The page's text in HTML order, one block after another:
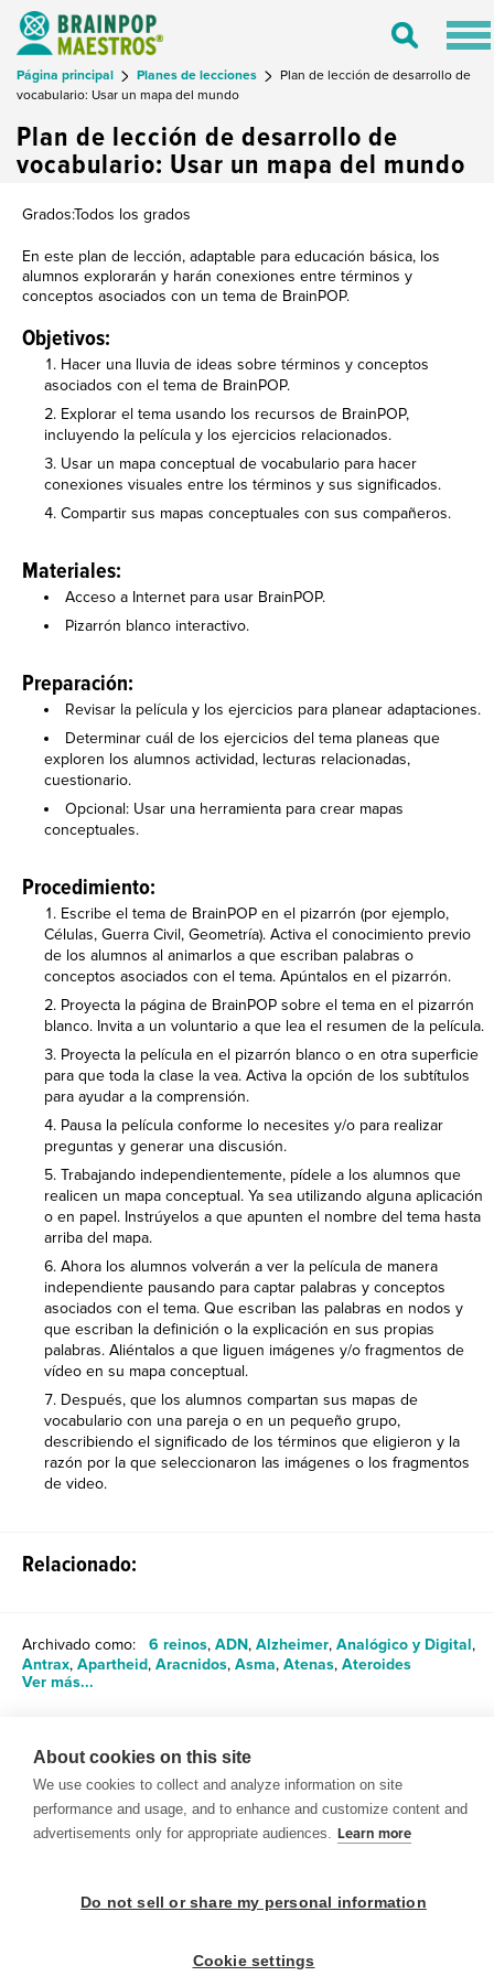
Toggle
Página principal Planes de lecciones
Plan de lección de desarrollo de
vocabulario: Usar un mapa del mundo
Plan de lección de desarrollo de
vocabulario: Usar un mapa del mundo
Grados:Todos los grados
En este plan de lección, adaptable para educación básica, los
alumnos explorarán y harán conexiones entre términos y
conceptos asociados con un tema de BrainPOP.
Objetivos:
Hacer una lluvia de ideas sobre términos y conceptos
asociados con el tema de BrainPOP.
Explorar el tema usando los recursos de BrainPOP,
incluyendo la película y los ejercicios relacionados.
Usar un mapa conceptual de vocabulario para hacer
conexiones visuales entre los términos y sus significados.
Compartir sus mapas conceptuales con sus compañeros.
Materiales:
Acceso a Internet para usar BrainPOP.
Pizarrón blanco interactivo.
Preparación:
Revisar la película y los ejercicios para planear adaptaciones.
Determinar cuál de los ejercicios del tema planeas que
exploren los alumnos actividad, lecturas relacionadas,
cuestionario.
Opcional: Usar una herramienta para crear mapas
conceptuales.
Procedimiento:
Escribe el tema de BrainPOP en el pizarrón (por ejemplo,
Células, Guerra Civil, Geometría). Activa el conocimiento previo
de los alumnos al animarlos a que escriban palabras o
conceptos asociados con el tema. Apúntalos en el pizarrón.
Proyecta la página de BrainPOP sobre el tema en el pizarrón
blanco. Invita a un voluntario a que lea el resumen de la película.
Proyecta la película en el pizarrón blanco o en otra superficie
para que toda la clase la vea. Activa la opción de los subtítulos
para ayudar a la comprensión.
Pausa la película conforme lo necesites y/o para realizar
preguntas y generar una discusión.
Trabajando independientemente, pídele a los alumnos que
realicen un mapa conceptual. Ya sea utilizando alguna aplicación
o en papel. Instrúyelos a que apunten el nombre del tema hasta
arriba del mapa.
Ahora los alumnos volverán a ver la película de manera
independiente pausando para captar palabras y conceptos
asociados con el tema. Que escriban las palabras en nodos y
que escriban la definición o la explicación en sus propias
palabras. Aliéntalos a que liguen imágenes y/o fragmentos de
vídeo en su mapa conceptual.
Después, que los alumnos compartan sus mapas de
vocabulario con una pareja o en un pequeño grupo,
describiendo el significado de los términos que eligieron y la
razón por la que seleccionaron las imágenes o los fragmentos
de video.
Relacionado:
Archivado como: 6 reinos, ADN, Alzheimer, Analógico y Digital,
Antrax, Apartheid, Aracnidos, Asma, Atenas, Ateroides
Ver más...
Compartir
© 1999-2026 BrainPOP. Todos los derechos reservados.
About cookies on this site
We use cookies to collect and analyze information on site
performance and usage, and to enhance and customize content and
advertisements only for appropriate audiences. Learn more
Do not sell or share my personal information
Cookie settings